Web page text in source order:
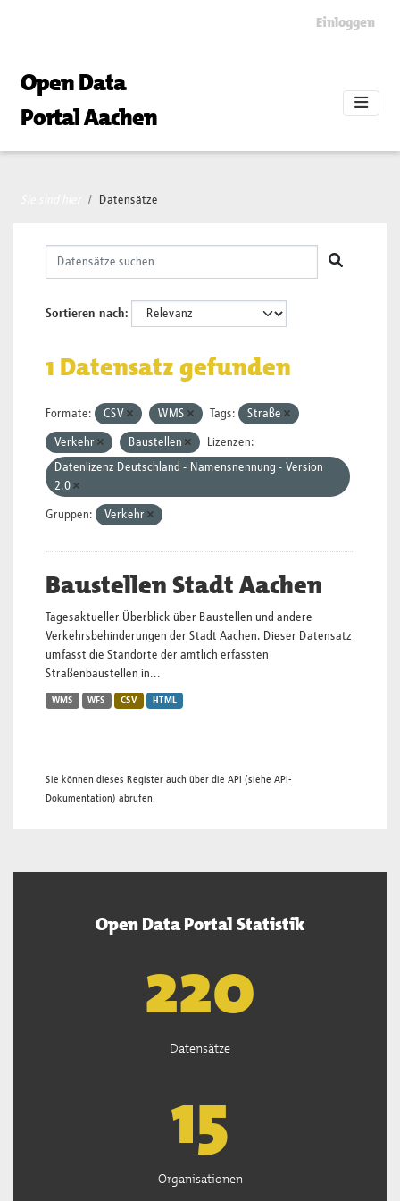
Einloggen
Open Data
Portal Aachen
Datensätze
Sortieren nach
1 Datensatz gefunden
Formate: CSV WMS Tags: Straße
Verkehr Baustellen
Lizenzen:
Datenlizenz Deutschland - Namensnennung - Version
2.0
Gruppen: Verkehr
Baustellen Stadt Aachen
Tagesaktueller Überblick über Baustellen und andere
Verkehrsbehinderungen der Stadt Aachen. Dieser Datensatz
umfasst die Standorte der amtlich erfassten
Straßenbaustellen in...
WMS WFS CSV HTML
Sie können dieses Register auch über die API (siehe API-
Dokumentation) abrufen.
Open Data Portal Statistik
222
Datensätze
15
Organisationen